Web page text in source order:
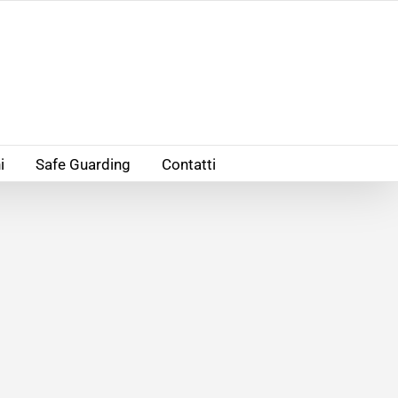
Safe Guarding Contatti